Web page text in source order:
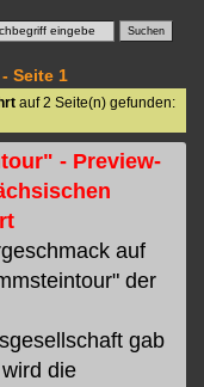
Seite 1
auf 2 Seite(n) gefunden:
- Preview-
auf
der
gab
die